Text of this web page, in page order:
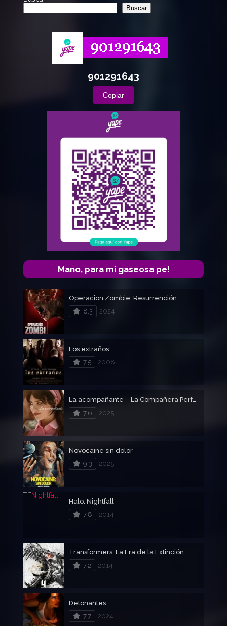
Buscar
901291643
Copiar
Mano, para mi gaseosa pe!
Operacion Zombie: Resurrención
8.3
2024
Los extraños
7.5
2008
La acompañante – La Compañera Perfecta
7.6
2025
Novocaine sin dolor
9.3
2025
Halo: Nightfall
7.8
2014
Transformers: La Era de la Extinción
7.2
2014
Detonantes
7.7
2024